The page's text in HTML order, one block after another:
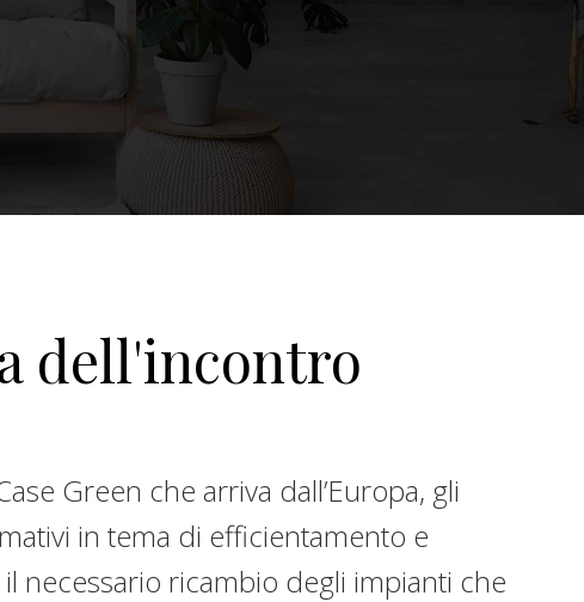
dell'incontro
Green che arriva dall’Europa, gli
in tema di efficientamento e
necessario ricambio degli impianti che